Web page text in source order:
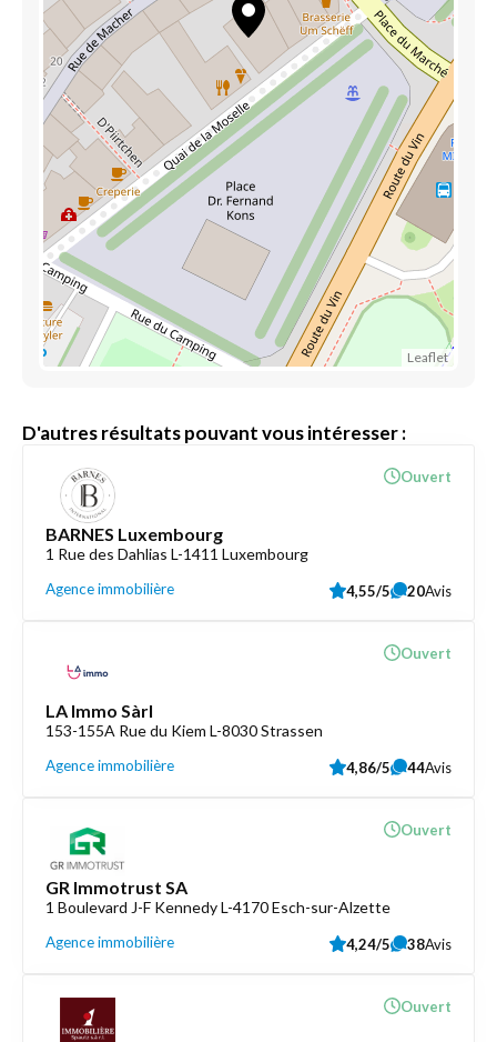
Leaflet
D'autres résultats pouvant vous intéresser :
BARNES Luxembourg
1 Rue des Dahlias L-1411 Luxembourg
Agence immobilière
Ouvert
4,55/5 20Avis
LA Immo Sàrl
153-155A Rue du Kiem L-8030 Strassen
Agence immobilière
Ouvert
4,86/5 44Avis
GR Immotrust SA
1 Boulevard J-F Kennedy L-4170 Esch-sur-Alzette
Agence immobilière
Ouvert
4,24/5 38Avis
Ouvert